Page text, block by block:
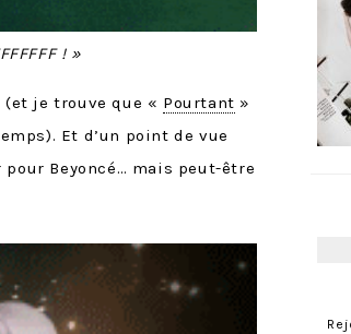
! »
je trouve que « Pourtant »
Et d’un point de vue
Beyoncé… mais peut-être